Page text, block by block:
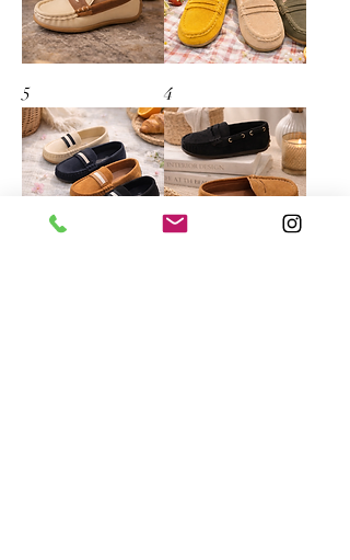
5 4